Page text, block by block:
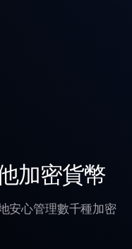
加密貨幣
安心管理數千種加密